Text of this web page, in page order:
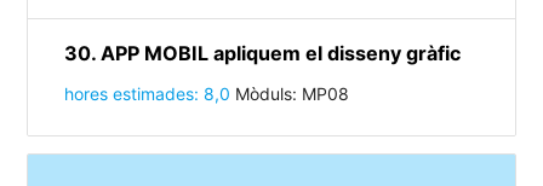
30. APP MOBIL apliquem el disseny gràfic
hores estimades: 8,0 Mòduls: MP08